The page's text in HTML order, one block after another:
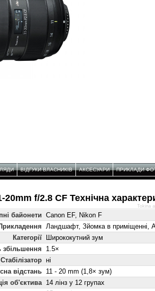
ВІДГУКИ ВЛАСНИКІВ АКСЕСУАРИ ПРИКЛАДИ
20mm f/2.8 CF Технічнa
байонети Canon EF, Nikon F
Ландшафт, Зйомка в приміщенні,
Категорії
Ширококутний зум
збільшення
1.5×
Стабілізатор ні
відстань 11 - 20 mm (1,8× зум)
об'єктива 14 лінз у 12 групах
Tokina